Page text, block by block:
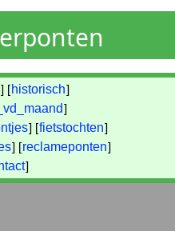
] [ historisch]
]
] [fietstochten]
] [reclameponten]
]